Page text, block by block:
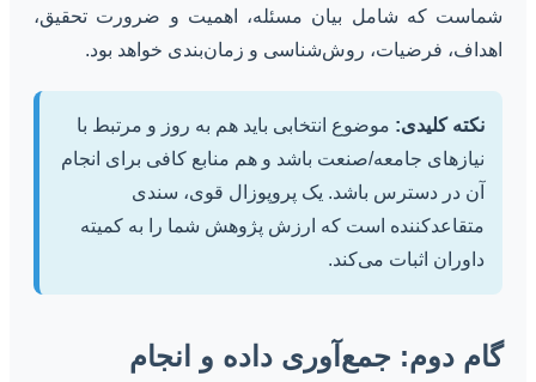
شماست که شامل بیان مسئله، اهمیت و ضرورت تحقیق،
اهداف، فرضیات، روش‌شناسی و زمان‌بندی خواهد بود.
نکته کلیدی: موضوع انتخابی باید هم به روز و مرتبط با
نیازهای جامعه/صنعت باشد و هم منابع کافی برای انجام
آن در دسترس باشد. یک پروپوزال قوی، سندی
متقاعدکننده است که ارزش پژوهش شما را به کمیته
داوران اثبات می‌کند.
گام دوم: جمع‌آوری داده و انجام